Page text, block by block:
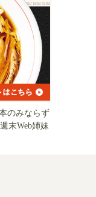
のみならず
末Web姉妹